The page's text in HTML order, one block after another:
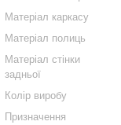
Матеріал каркасу
Матеріал полиць
Матеріал стінки
задньої
Колір виробу
Призначення